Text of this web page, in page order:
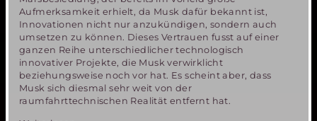
Aufmerksamkeit erhielt, da Musk dafür bekannt ist,
Innovationen nicht nur anzukündigen, sondern auch
umsetzen zu können. Dieses Vertrauen fusst auf einer
ganzen Reihe unterschiedlicher technologisch
innovativer Projekte, die Musk verwirklicht
beziehungsweise noch vor hat. Es scheint aber, dass
Musk sich diesmal sehr weit von der
raumfahrttechnischen Realität entfernt hat.